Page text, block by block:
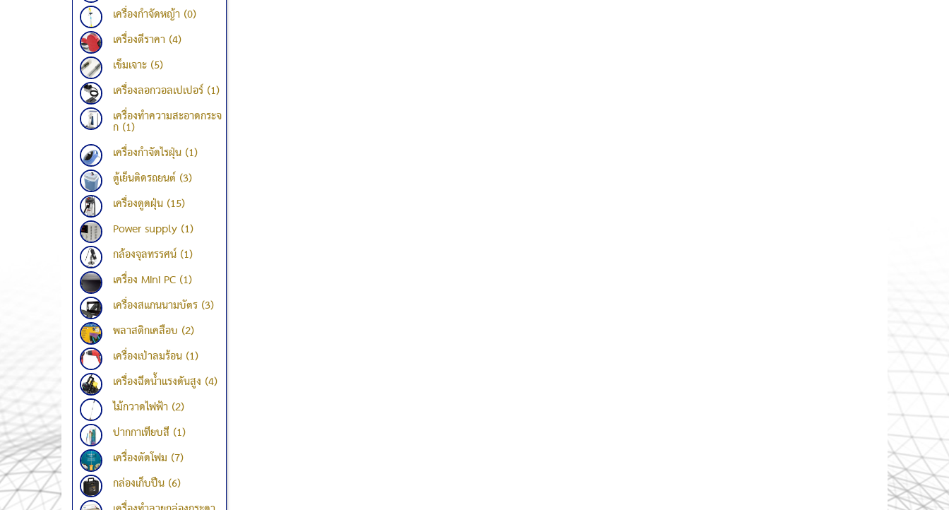
เครื่องกำจัดหญ้า (0)
เครื่องตีราคา (4)
เข็มเจาะ (5)
เครื่องลอกวอลเปเปอร์ (1)
เครื่องทำความสะอาดกระจ
ก (1)
เครื่องกำจัดไรฝุ่น (1)
ตู้เย็นติดรถยนต์ (3)
เครื่องดูดฝุ่น (15)
Power supply (1)
กล้องจุลทรรศน์ (1)
เครื่อง Mini PC (1)
เครื่องสแกนนามบัตร (3)
พลาสติกเคลือบ (2)
เครื่องเป่าลมร้อน (1)
เครื่องฉีดน้ำแรงดันสูง (4)
ไม้กวาดไฟฟ้า (2)
ปากกาเทียบสี (1)
เครื่องตัดโฟม (7)
กล่องเก็บปืน (6)